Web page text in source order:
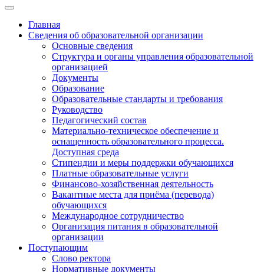
Главная
Сведения об образовательной организации
Основные сведения
Структура и органы управления образовательной
организацией
Документы
Образование
Образовательные стандарты и требования
Руководство
Педагогический состав
Материально-техническое обеспечение и
оснащенность образовательного процесса.
Доступная среда
Стипендии и меры поддержки обучающихся
Платные образовательные услуги
Финансово-хозяйственная деятельность
Вакантные места для приёма (перевода)
обучающихся
Международное сотрудничество
Организация питания в образовательной
организации
Поступающим
Слово ректора
Нормативные документы